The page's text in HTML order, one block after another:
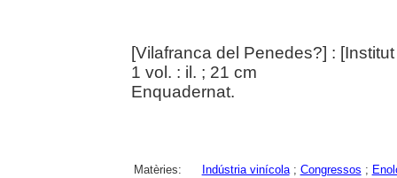
[Vilafranca del Penedes?] :
1 vol. : il. ; 21 cm
Enquadernat.
Matèries: Indústria vinícola; Congressos ;